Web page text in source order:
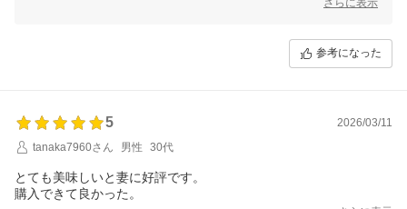
参考になった
5
2026/03/11
tanaka7960さん
男性 30代
とても美味しいと妻に好評です。
購入できて良かった。